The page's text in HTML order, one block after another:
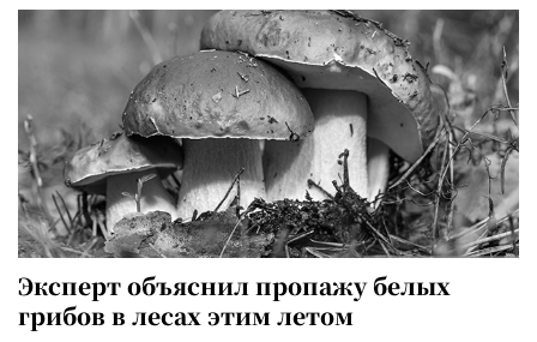
Эксперт объяснил пропажу белых
грибов в лесах этим летом